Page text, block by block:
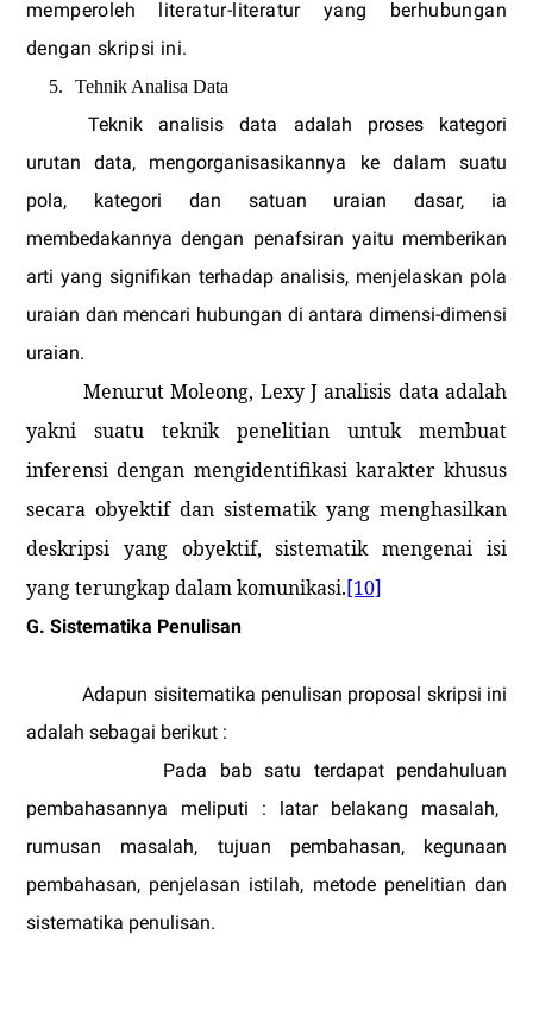
memperoleh literatur-literatur yang berhubungan
dengan skripsi ini.
5. Tehnik Analisa Data
Teknik analisis data adalah proses kategori
urutan data, mengorganisasikannya ke dalam suatu
pola, kategori dan satuan uraian dasar, ia
membedakannya dengan penafsiran yaitu memberikan
arti yang signifikan terhadap analisis, menjelaskan pola
uraian dan mencari hubungan di antara dimensi-dimensi
uraian.
Menurut Moleong, Lexy J analisis data adalah
yakni suatu teknik penelitian untuk membuat
inferensi dengan mengidentifikasi karakter khusus
secara obyektif dan sistematik yang menghasilkan
deskripsi yang obyektif, sistematik mengenai isi
yang terungkap dalam komunikasi.[10]
G. Sistematika Penulisan
Adapun sisitematika penulisan proposal skripsi ini
adalah sebagai berikut :
Pada bab satu terdapat pendahuluan
pembahasannya meliputi : latar belakang masalah,
rumusan masalah, tujuan pembahasan, kegunaan
pembahasan, penjelasan istilah, metode penelitian dan
sistematika penulisan.